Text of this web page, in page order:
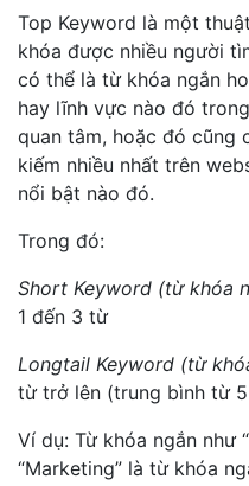
Top Keyword là một
khóa được nhiều người
có thể là từ khóa ngắn
hay lĩnh vực nào đó
quan tâm, hoặc đó cũng
kiếm nhiều nhất trên
nổi bật nào đó.
Trong đó:
Short Keyword (từ khóa
1 đến 3 từ
Longtail Keyword (từ
từ trở lên (trung bình từ
Ví dụ: Từ khóa ngắn như
“Marketing” là từ khóa